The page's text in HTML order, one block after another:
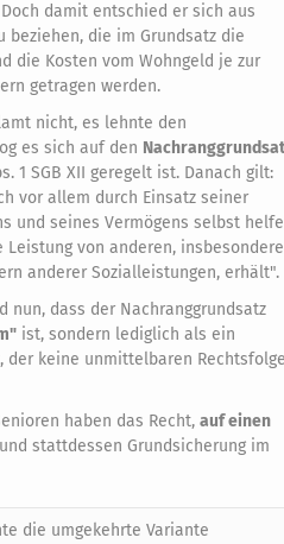
damit entschied er sich aus
beziehen, die im Grundsatz die
die Kosten vom Wohngeld je zur
getragen werden.
nicht, es lehnte den
es sich auf den
1 SGB XII geregelt ist. Danach gilt:
vor allem durch Einsatz seiner
und seines Vermögens selbst
von anderen, insbesondere
anderer Sozialleistungen, erhält".
nun, dass der Nachranggrundsatz
ist, sondern lediglich als ein
der keine unmittelbaren
haben das Recht, auf einen
und stattdessen Grundsicherung im
die umgekehrte Variante